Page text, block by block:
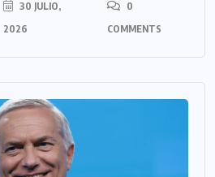
30 JULIO,
2026
0
COMMENTS